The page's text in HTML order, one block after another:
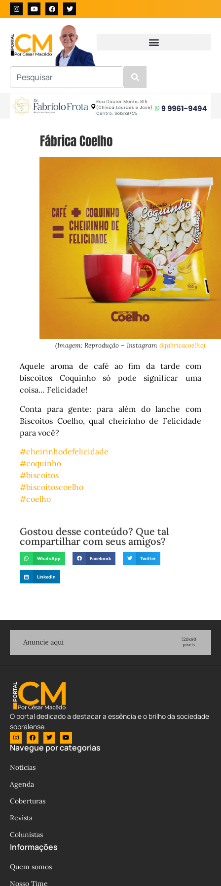
Fábrica Coelho
(Imagem: Reprodução – Instagram @fabricacoelho)
Aquele aroma de café ao fim da tarde com
biscoitos Coquinho só pode significar uma
coisa… Felicidade!
Conta para gente: para além do lanche com
Biscoitos Coelho, qual cheirinho de Felicidade
para você?
#cheirinhodefelicidade
#coquinho
#biscoitos
#biscoitoscoelho
#coelho
Gostou desse conteúdo? Que tal
compartilhar com seus amigos?
WhatsApp Facebook Twitter
LinkedIn
O portal dedicado a destacar a essência e o brilho da sociedade
sobralense.
Navegue por categorias
Notícias
Agenda
Coberturas
Revista
Colunistas
Informações
Quem somos
Nosso Time